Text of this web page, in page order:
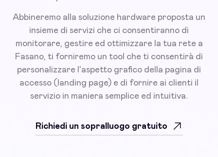
Abbineremo alla soluzione hardware proposta un
insieme di servizi che ci consentiranno di
monitorare, gestire ed ottimizzare la tua rete a
Fasano, ti forniremo un tool che ti consentirà di
personalizzare l'aspetto grafico della pagina di
accesso (landing page) e di fornire ai clienti il
servizio in maniera semplice ed intuitiva.
Richiedi un sopralluogo gratuito